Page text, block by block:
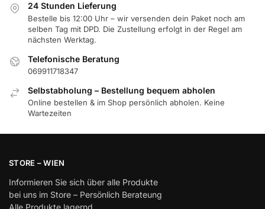
24 Stunden Lieferung
Bestelle bis 12:00 Uhr – wir versenden dein Paket noch am
selben Tag mit DPD. Die Zustellung erfolgt in der Regel am
nächsten Werktag.
Telefonische Beratung
069911718347
Selbstabholung – Bestellung bequem abholen
Online bestellen & im Shop persönlich abholen. Keine
Wartezeiten
STORE – WIEN
Informieren Sie sich über alle Produkte
bei uns im Store – Persönlich Berateung